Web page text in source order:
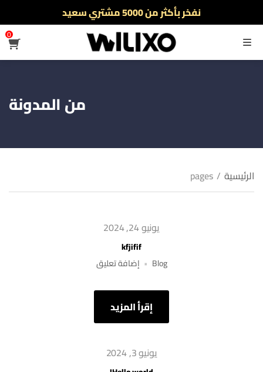
نفخر بأكثر من 5000 مشتري سعيد
أطلب الآن والدفع فقط عند استلام المنتج
القائمة
0
من المدونة
الرئيسية /
pages
يونيو 24, 2024
kfjifif
Blog
إضافة تعليق
إقرأ المزيد
يونيو 3, 2024